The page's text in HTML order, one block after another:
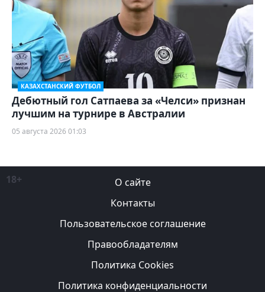
КАЗАХСТАНСКИЙ ФУТБОЛ
Дебютный гол Сатпаева за «Челси» признан
лучшим на турнире в Австралии
05 августа 2026 01:03
18+
О сайте
Контакты
Пользовательское соглашение
Правообладателям
Политика Cookies
Политика конфиденциальности